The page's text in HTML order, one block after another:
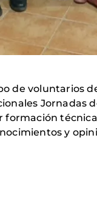
de voluntarios
Jornadas
y